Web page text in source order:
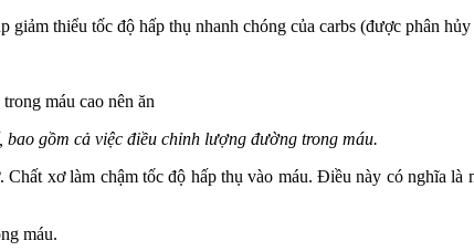
thiểu tốc độ hấp thụ nhanh chóng của carbs (được phân
gồm cả việc điều chỉnh lượng đường trong máu.
xơ làm chậm tốc độ hấp thụ vào máu. Điều này có nghĩa
máu.